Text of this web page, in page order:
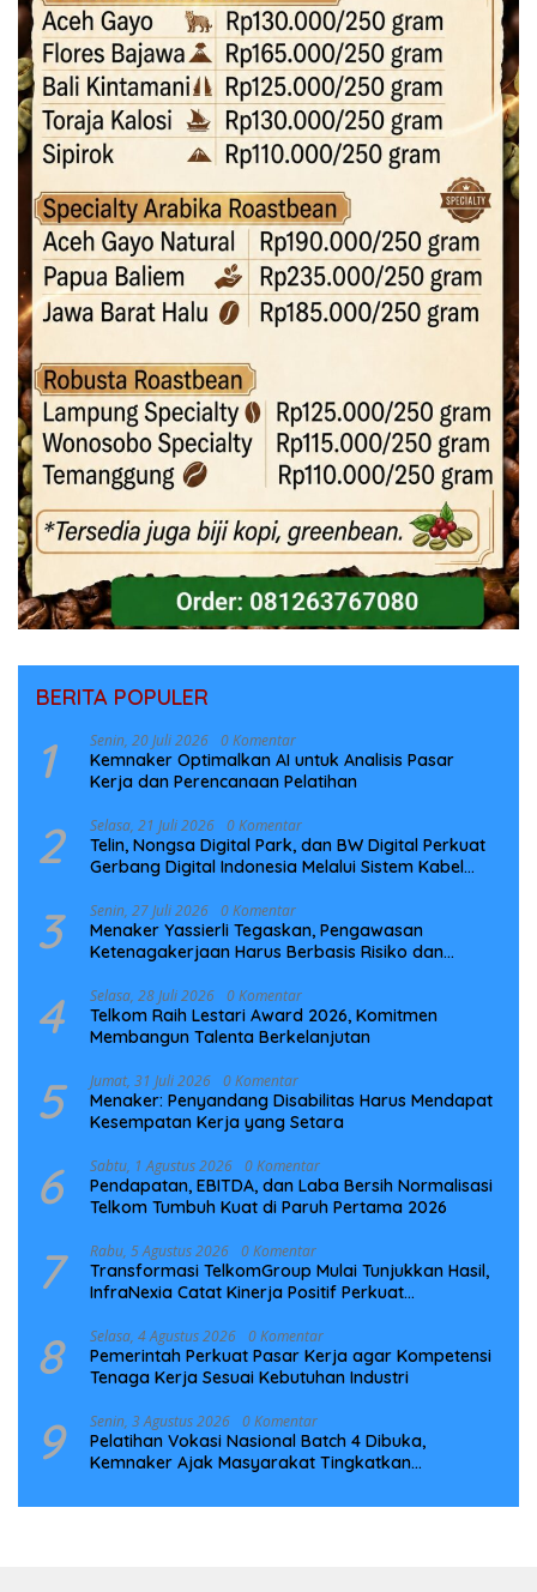
BERITA POPULER
1 Senin, 20 Juli 2026 0 Komentar
Kemnaker Optimalkan AI untuk Analisis Pasar
Kerja dan Perencanaan Pelatihan
2 Selasa, 21 Juli 2026 0 Komentar
Telin, Nongsa Digital Park, dan BW Digital Perkuat
Gerbang Digital Indonesia Melalui Sistem Kabel
3 Senin, 27 Juli 2026 0 Komentar
Menaker Yassierli Tegaskan, Pengawasan
Ketenagakerjaan Harus Berbasis Risiko dan
4 Selasa, 28 Juli 2026 0 Komentar
Telkom Raih Lestari Award 2026, Komitmen
Membangun Talenta Berkelanjutan
5 Jumat, 31 Juli 2026 0 Komentar
Menaker: Penyandang Disabilitas Harus Mendapat
Kesempatan Kerja yang Setara
6 Sabtu, 1 Agustus 2026 0 Komentar
Pendapatan, EBITDA, dan Laba Bersih Normalisasi
Telkom Tumbuh Kuat di Paruh Pertama 2026
7 Rabu, 5 Agustus 2026 0 Komentar
Transformasi TelkomGroup Mulai Tunjukkan Hasil,
InfraNexia Catat Kinerja Positif Perkuat
8 Selasa, 4 Agustus 2026 0 Komentar
Pemerintah Perkuat Pasar Kerja agar Kompetensi
Tenaga Kerja Sesuai Kebutuhan Industri
9 Senin, 3 Agustus 2026 0 Komentar
Pelatihan Vokasi Nasional Batch 4 Dibuka,
Kemnaker Ajak Masyarakat Tingkatkan